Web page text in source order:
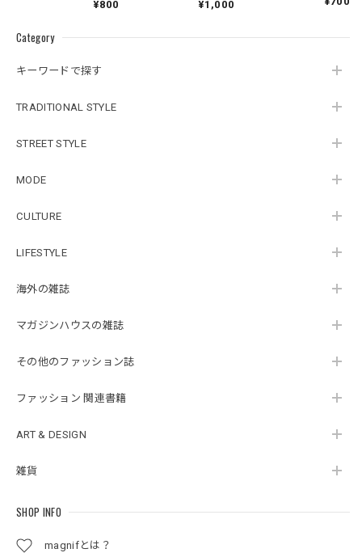
Category
キーワードで探す
TRADITIONAL STYLE
STREET STYLE
MODE
CULTURE
LIFESTYLE
海外の雑誌
マガジンハウスの雑誌
その他のファッション誌
ファッション 関連書籍
ART & DESIGN
雑貨
SHOP INFO
magnifとは？
¥800 ¥1,000